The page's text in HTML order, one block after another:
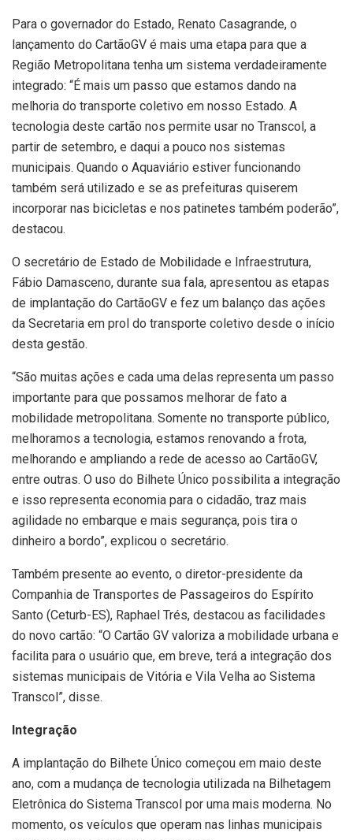
Para o governador do Estado, Renato Casagrande, o
lançamento do CartãoGV é mais uma etapa para que a
Região Metropolitana tenha um sistema verdadeiramente
integrado: “É mais um passo que estamos dando na
melhoria do transporte coletivo em nosso Estado. A
tecnologia deste cartão nos permite usar no Transcol, a
partir de setembro, e daqui a pouco nos sistemas
municipais. Quando o Aquaviário estiver funcionando
também será utilizado e se as prefeituras quiserem
incorporar nas bicicletas e nos patinetes também poderão”,
destacou.
O secretário de Estado de Mobilidade e Infraestrutura,
Fábio Damasceno, durante sua fala, apresentou as etapas
de implantação do CartãoGV e fez um balanço das ações
da Secretaria em prol do transporte coletivo desde o início
desta gestão.
“São muitas ações e cada uma delas representa um passo
importante para que possamos melhorar de fato a
mobilidade metropolitana. Somente no transporte público,
melhoramos a tecnologia, estamos renovando a frota,
melhorando e ampliando a rede de acesso ao CartãoGV,
entre outras. O uso do Bilhete Único possibilita a integração
e isso representa economia para o cidadão, traz mais
agilidade no embarque e mais segurança, pois tira o
dinheiro a bordo”, explicou o secretário.
Também presente ao evento, o diretor-presidente da
Companhia de Transportes de Passageiros do Espírito
Santo (Ceturb-ES), Raphael Trés, destacou as facilidades
do novo cartão: “O Cartão GV valoriza a mobilidade urbana e
facilita para o usuário que, em breve, terá a integração dos
sistemas municipais de Vitória e Vila Velha ao Sistema
Transcol”, disse.
Integração
A implantação do Bilhete Único começou em maio deste
ano, com a mudança de tecnologia utilizada na Bilhetagem
Eletrônica do Sistema Transcol por uma mais moderna. No
momento, os veículos que operam nas linhas municipais